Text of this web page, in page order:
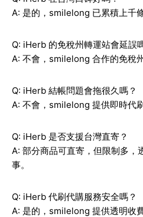
A: 是的，smilelong 已累積上千
Q: iHerb 的免稅州轉運站會延誤
A: 不會，smilelong 合作的免稅
Q: iHerb 結帳問題會拖很久嗎？
A: 不會，smilelong 提供即時代
Q: iHerb 是否支援台灣直寄？
A: 部分商品可直寄，但限制多
事。
Q: iHerb 代刷代購服務安全嗎？
A: 是的，smilelong 提供透明收